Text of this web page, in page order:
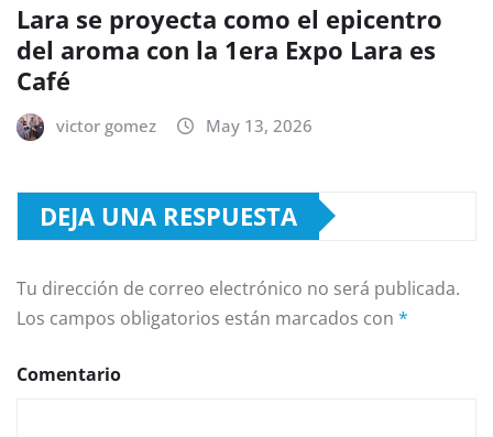
Lara se proyecta como el epicentro
del aroma con la 1era Expo Lara es
Café
victor gomez May 13, 2026
DEJA UNA RESPUESTA
Tu dirección de correo electrónico no será publicada.
Los campos obligatorios están marcados con *
Comentario